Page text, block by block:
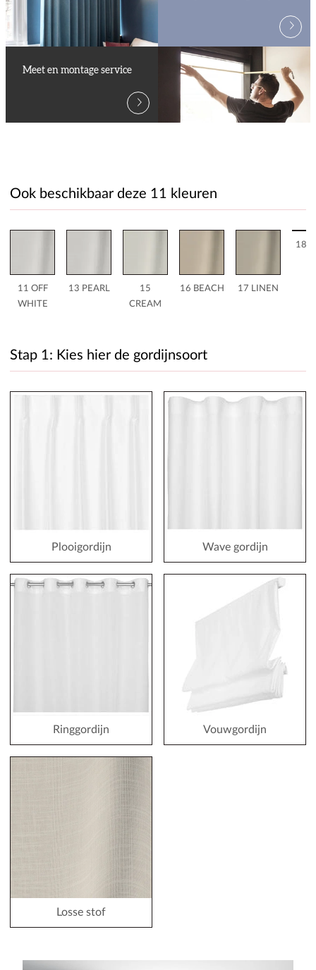
Meet en montage service
Ook beschikbaar deze 11 kleuren
11 OFF
WHITE
13 PEARL
15
CREAM
16 BEACH 17 LINEN
18
Stap 1: Kies hier de gordijnsoort
Plooigordijn Wave gordijn
Ringgordijn Vouwgordijn
Losse stof